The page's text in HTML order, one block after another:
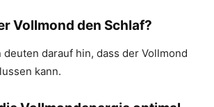
Vollmond den Schlaf?
darauf hin, dass der Vollmond
kann.